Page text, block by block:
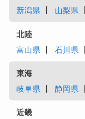
新潟県
山梨県
北陸
富山県
石川県
東海
岐阜県
静岡県
近畿